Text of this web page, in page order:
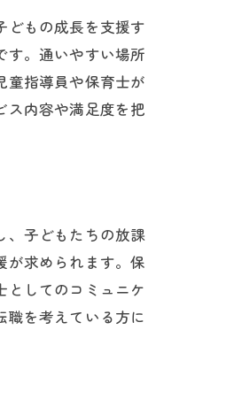
どもの成長を支援す
す。通いやすい場所
童指導員や保育士が
ス内容や満足度を把
、子どもたちの放課
が求められます。保
してのコミュニケ
職を考えている方に